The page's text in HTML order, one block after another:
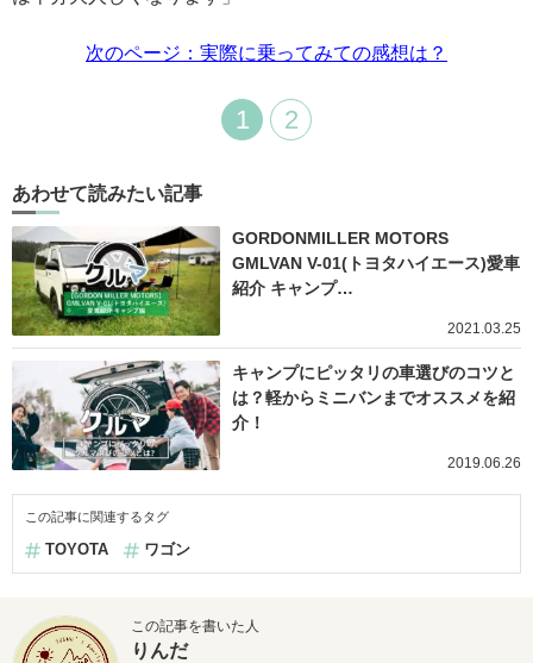
次のページ：実際に乗ってみての感想は？
1 2
あわせて読みたい記事
GORDONMILLER MOTORS
GMLVAN V-01(トヨタハイエース)愛車
紹介 キャンプ…
2021.03.25
キャンプにピッタリの車選びのコツと
は？軽からミニバンまでオススメを紹
介！
2019.06.26
この記事に関連するタグ
TOYOTA ワゴン
この記事を書いた人
りんだ